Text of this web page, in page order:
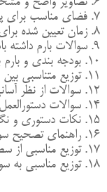
۷. فضای مناسب برای پاسخگویی به سوالات وجود داشته باشد.
۸. زمان تعیین شده برای پاسخگویی مناسب باشد.
۹. سوالات بارم داشته باشد و بارم ها از وزن مناسبی برخوردار است.
۱۰. بودجه بندی و بارم بندی مناسب، رعایت شده باشد.
۱۱. توزیع متناسبی بین انواع سوالات برقرار باشد.
۱۲. سوالات از نظر آسانی و دشواری سطح مناسبی داشته باشد.
۱۴. سوالات دستورالعمل واضح و کامل داشته باشد.
۱۵. نکات دستوری و نگارش در متن سوالات رعایت شده باشد.
۱۶. راهنمای تصحیح سوالات واضح و روشن باشد.
۱۷. توزیع مناسبی از سطوح شناختی بلوم وجود داشته باشد.
۱۸. توزیع مناسبی به سوالات عملکردی داده شده باشد.